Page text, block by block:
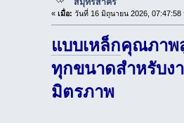
สมุทรสาคร
« เมื่อ: วันที่ 16 มิถุนายน 2026, 07:47:58
แบบเหล็กคุณภาพ
ทุกขนาดสำหรับง
มิตรภาพ